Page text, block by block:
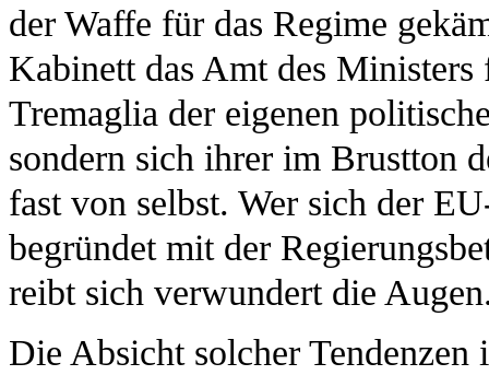
der Waffe für das Regime
Kabinett das Amt des
Tremaglia der eigenen
sondern sich ihrer im Brustton
fast von selbst. Wer sich der
begründet mit der
reibt sich verwundert die
Die Absicht solcher